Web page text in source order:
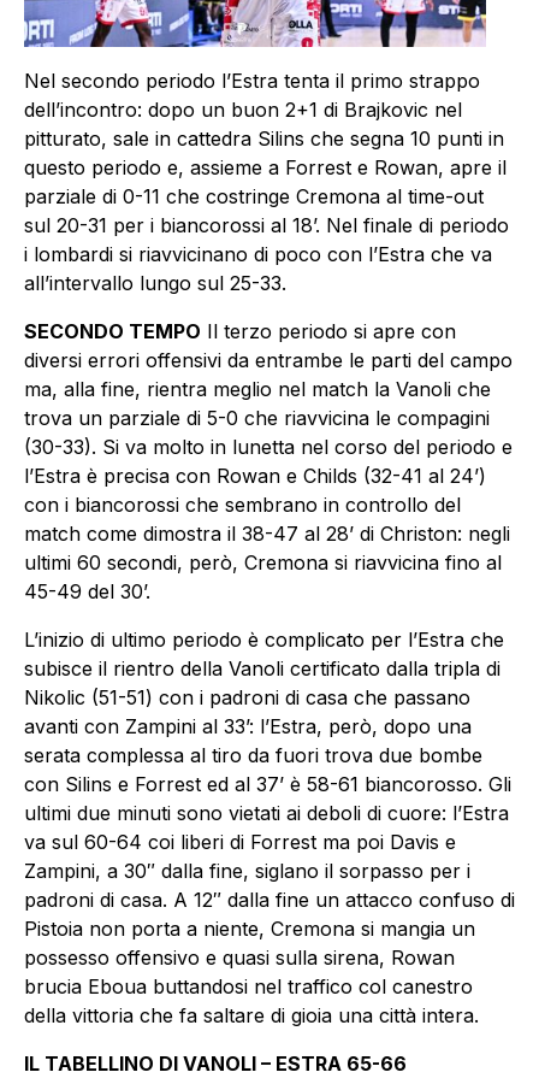
Nel secondo periodo l’Estra tenta il primo strappo
dell’incontro: dopo un buon 2+1 di Brajkovic nel
pitturato, sale in cattedra Silins che segna 10 punti in
questo periodo e, assieme a Forrest e Rowan, apre il
parziale di 0-11 che costringe Cremona al time-out
sul 20-31 per i biancorossi al 18’. Nel finale di periodo
i lombardi si riavvicinano di poco con l’Estra che va
all’intervallo lungo sul 25-33.
SECONDO TEMPO Il terzo periodo si apre con
diversi errori offensivi da entrambe le parti del campo
ma, alla fine, rientra meglio nel match la Vanoli che
trova un parziale di 5-0 che riavvicina le compagini
(30-33). Si va molto in lunetta nel corso del periodo e
l’Estra è precisa con Rowan e Childs (32-41 al 24’)
con i biancorossi che sembrano in controllo del
match come dimostra il 38-47 al 28’ di Christon: negli
ultimi 60 secondi, però, Cremona si riavvicina fino al
45-49 del 30’.
L’inizio di ultimo periodo è complicato per l’Estra che
subisce il rientro della Vanoli certificato dalla tripla di
Nikolic (51-51) con i padroni di casa che passano
avanti con Zampini al 33’: l’Estra, però, dopo una
serata complessa al tiro da fuori trova due bombe
con Silins e Forrest ed al 37’ è 58-61 biancorosso. Gli
ultimi due minuti sono vietati ai deboli di cuore: l’Estra
va sul 60-64 coi liberi di Forrest ma poi Davis e
Zampini, a 30″ dalla fine, siglano il sorpasso per i
padroni di casa. A 12″ dalla fine un attacco confuso di
Pistoia non porta a niente, Cremona si mangia un
possesso offensivo e quasi sulla sirena, Rowan
brucia Eboua buttandosi nel traffico col canestro
della vittoria che fa saltare di gioia una città intera.
IL TABELLINO DI VANOLI – ESTRA 65-66